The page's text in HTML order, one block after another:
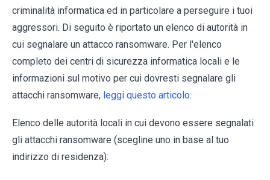
criminalità informatica ed in particolare a perseguire i tuoi
aggressori. Di seguito è riportato un elenco di autorità in
cui segnalare un attacco ransomware. Per l'elenco
completo dei centri di sicurezza informatica locali e le
informazioni sul motivo per cui dovresti segnalare gli
attacchi ransomware, leggi questo articolo.
Elenco delle autorità locali in cui devono essere segnalati
gli attacchi ransomware (scegline uno in base al tuo
indirizzo di residenza):